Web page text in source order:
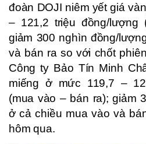
đoàn DOJI niêm yết giá
– 121,2 triệu đồng/lượng
giảm 300 nghìn đồng/
và bán ra so với chốt
Công ty Bảo Tín Minh
miếng ở mức 119,7 –
(mua vào – bán ra); giảm
ở cả chiều mua vào và
hôm qua.